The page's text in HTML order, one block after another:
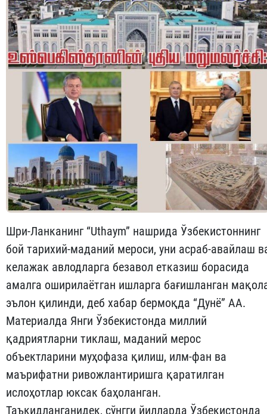
Шри-Ланканинг “Uthaym” нашрида Ўзбекистоннинг
бой тарихий-маданий мероси, уни асраб-авайлаш
келажак авлодларга безавол етказиш борасида
амалга оширилаётган ишларга бағишланган
эълон қилинди, деб хабар бермоқда “Дунё” АА.
Материалда Янги Ўзбекистонда миллий
қадриятларни тиклаш, маданий мерос
объектларини муҳофаза қилиш, илм-фан ва
маърифатни ривожлантиришга қаратилган
ислоҳотлар юксак баҳоланган.
Таъкидланганидек, сўнгги йилларда Ўзбекистонда